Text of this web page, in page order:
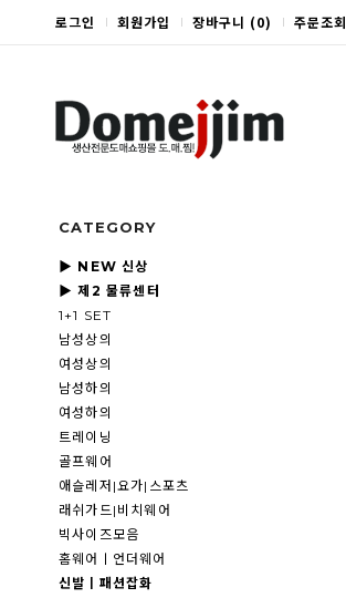
로그인 회원가입 장바구니 (0) 주문조회
CATEGORY
▶ NEW 신상
▶ 제2 물류센터
1+1 SET
남성상의
여성상의
남성하의
여성하의
트레이닝
골프웨어
애슬레저|요가|스포츠
래쉬가드|비치웨어
빅사이즈모음
홈웨어ㅣ언더웨어
신발ㅣ패션잡화